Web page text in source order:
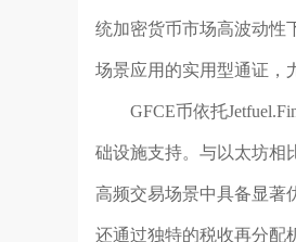
统加密货币市场高波动性
场景应用的实用型通证，
GFCE币依托
础设施支持。与以太坊相
高频交易场景中具备显著
还通过独特的税收再分配